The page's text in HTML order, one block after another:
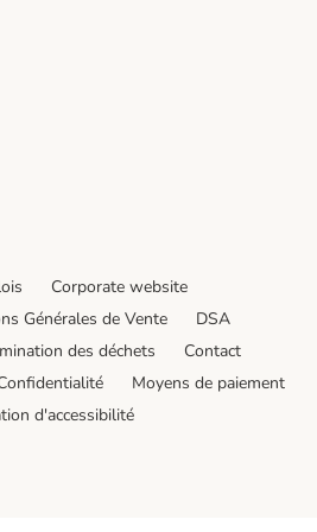
Corporate website
Générales de Vente
DSA
des déchets
Contact
Moyens de paiement
d'accessibilité